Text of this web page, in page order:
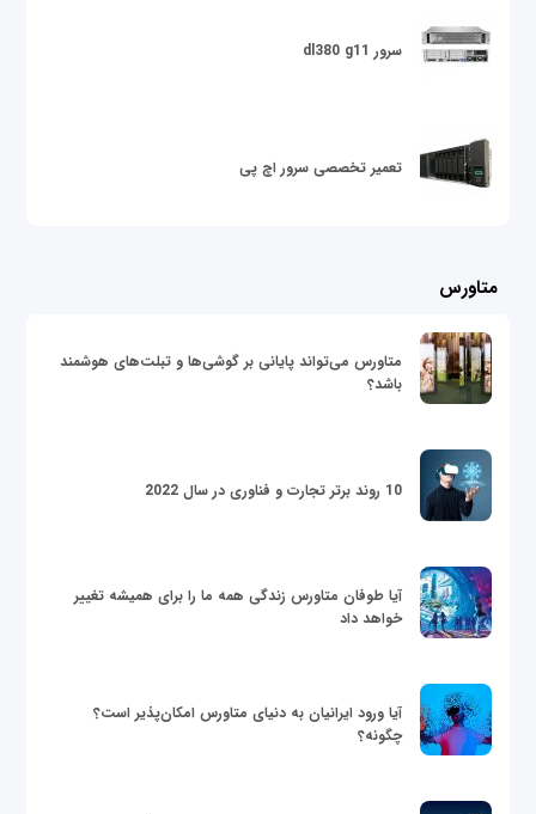
سرور dl380 g11
تعمیر تخصصی سرور اچ پی
متاورس
متاورس می‌تواند پایانی بر گوشی‌ها و تبلت‌های هوشمند
باشد؟
10 روند برتر تجارت و فناوری در سال 2022
آیا طوفان متاورس زندگی همه ما را برای همیشه تغییر
خواهد داد
آیا ورود ایرانیان به دنیای متاورس امکان‌پذیر است؟
چگونه؟